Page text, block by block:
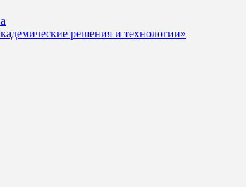
решения и технологии»